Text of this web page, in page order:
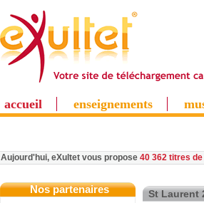
accueil enseignements
Aujourd'hui, eXultet vous propose 40 362 titres
Nos partenaires St Laurent